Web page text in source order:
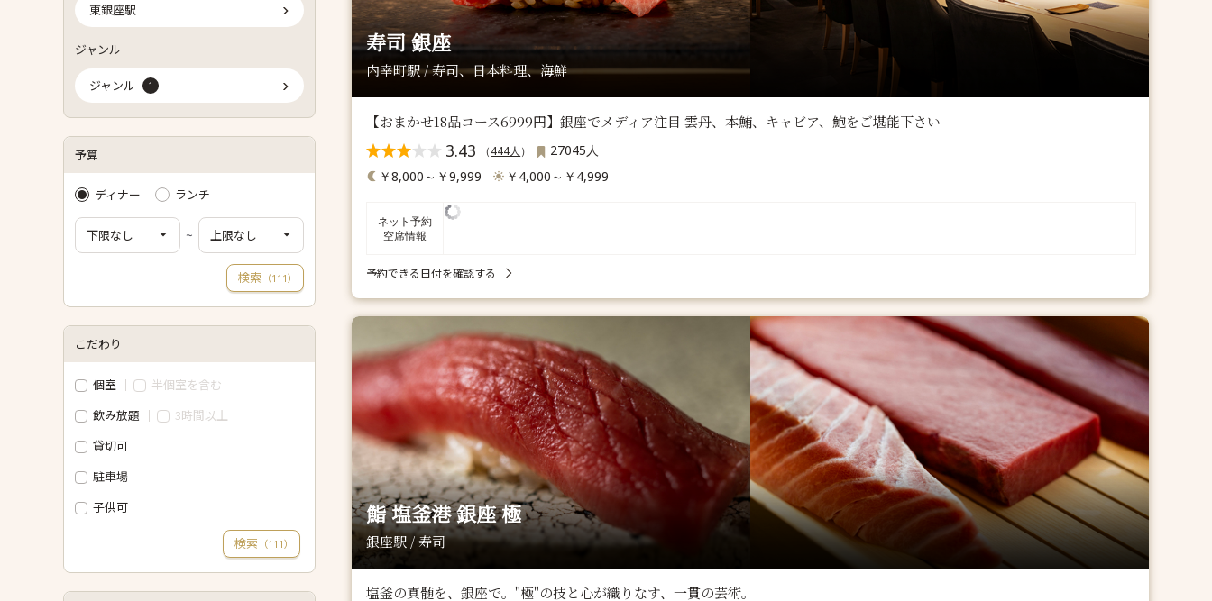
東銀座駅
ジャンル
ジャンル 1
予算
ディナー ランチ
~
検索 （111）
こだわり
個室
半個室を含む
飲み放題
3時間以上
貸切可
駐車場
子供可
検索 （111）
寿司 銀座
内幸町駅 / 寿司、日本料理、海鮮
【おまかせ18品コース6999円】銀座でメディア注目 雲丹、本鮪、キャビア、鮑をご堪能下さい
3.43 （444人 ）
27045人
￥8,000～￥9,999
￥4,000～￥4,999
ネット予約
空席情報
予約できる日付を確認する
鮨 塩釜港 銀座 極
銀座駅 / 寿司
塩釜の真髄を、銀座で。"極"の技と心が織りなす、一貫の芸術。